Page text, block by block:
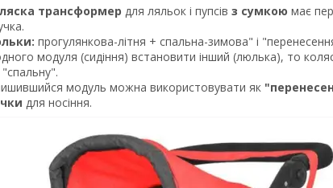
трансформер для ляльок і пупсів з сумкою має
прогулянкова-літня + спальна-зимова" і
модуля (сидіння) встановити інший (люлька), то
модуль можна використовувати як
для носіння.